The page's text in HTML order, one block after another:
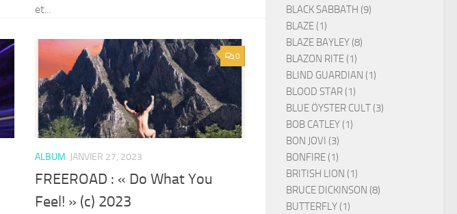
et...
0
ALBUM JANVIER 27, 2023
FREEROAD : « Do What You
Feel! » (c) 2023
BLACK SABBATH (9)
BLAZE (1)
BLAZE BAYLEY (8)
BLAZON RITE (1)
BLIND GUARDIAN (1)
BLOOD STAR (1)
BLUE ÖYSTER CULT (3)
BOB CATLEY (1)
BON JOVI (3)
BONFIRE (1)
BRITISH LION (1)
BRUCE DICKINSON (8)
BUTTERFLY (1)